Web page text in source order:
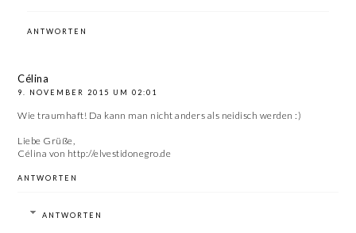
ANTWORTEN
Célina
9. NOVEMBER 2015 UM 02:01
Wie traumhaft! Da kann man nicht anders als neidisch werden :)
Liebe Grüße,
Célina von http://elvestidonegro.de
ANTWORTEN
ANTWORTEN